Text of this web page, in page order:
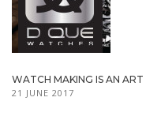
WATCH MAKING IS AN
21 JUNE 2017